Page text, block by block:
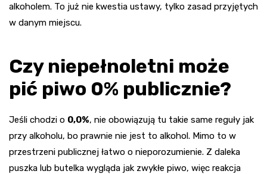
alkoholem. To już nie kwestia ustawy, tylko zasad przyjętych
w danym miejscu.
Czy niepełnoletni może
pić piwo 0% publicznie?
Jeśli chodzi o 0,0%, nie obowiązują tu takie same reguły jak
przy alkoholu, bo prawnie nie jest to alkohol. Mimo to w
przestrzeni publicznej łatwo o nieporozumienie. Z daleka
puszka lub butelka wygląda jak zwykłe piwo, więc reakcja